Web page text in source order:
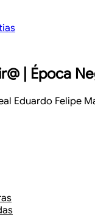
| Época
Eduardo Felipe